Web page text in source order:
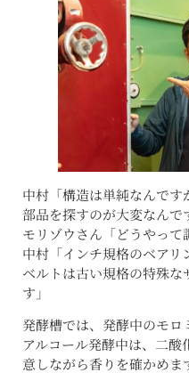
中村「構造は単純なんです
部品を探すのが大変なんで
モリゾウさん「どうやって
中村「インチ規格のベアリ
ベルトは古い規格の特殊な
す」
発酵槽では、発酵中のモロ
アルコール発酵中は、二
意しながら香りを確かめま